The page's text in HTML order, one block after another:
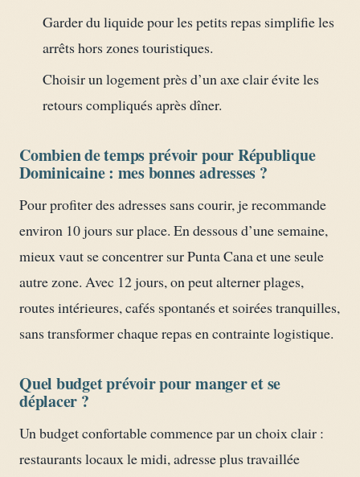
Garder du liquide pour les petits repas simplifie les
arrêts hors zones touristiques.
Choisir un logement près d’un axe clair évite les
retours compliqués après dîner.
Combien de temps prévoir pour République
Dominicaine : mes bonnes adresses ?
Pour profiter des adresses sans courir, je recommande
environ 10 jours sur place. En dessous d’une semaine,
mieux vaut se concentrer sur Punta Cana et une seule
autre zone. Avec 12 jours, on peut alterner plages,
routes intérieures, cafés spontanés et soirées tranquilles,
sans transformer chaque repas en contrainte logistique.
Quel budget prévoir pour manger et se
déplacer ?
Un budget confortable commence par un choix clair :
restaurants locaux le midi, adresse plus travaillée